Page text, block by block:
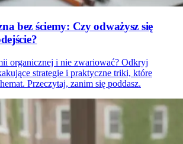
bez ściemy: Czy odważysz się
organicznej i nie zwariować? Odkryj
strategie i praktyczne triki, które
Przeczytaj, zanim się poddasz.